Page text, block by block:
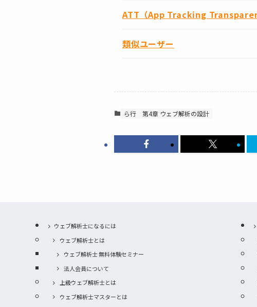
ATT（App Tracking
類似ユーザー
ら行 第4章 ウェブ解析の設計
ウェブ解析士になるには
ウェブ解析士とは
ウェブ解析士 無料体験セミナー
法人会員について
上級ウェブ解析士とは
ウェブ解析士マスターとは